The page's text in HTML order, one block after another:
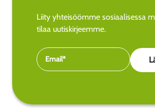
Liity yhteisöömme sosiaalisessa
tilaa uutiskirjeemme.